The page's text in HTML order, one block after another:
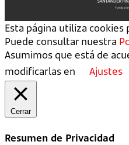
Esta página utiliza
Puede consultar nuestra
Asumimos que está de
modificarlas en
Ajustes
Cerrar
Resumen de Privacidad